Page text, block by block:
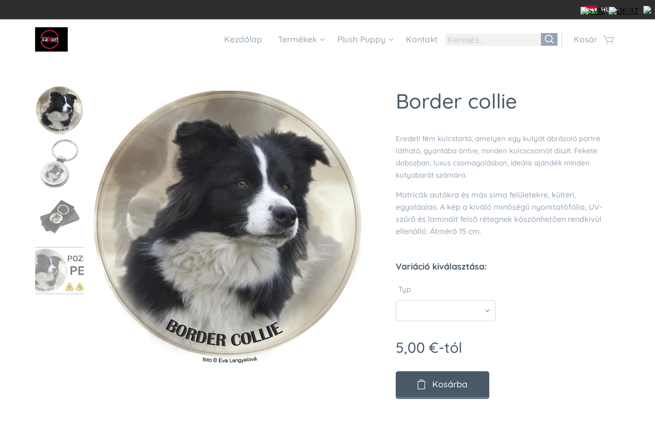
HU
Kezdőlap Termékek Plush Puppy Kontakt Kosár
Border collie
Eredeti fém kulcstartó, amelyen egy kutyát ábrázoló portré
látható, gyantába öntve, minden kulcscsomót díszít. Fekete
dobozban, luxus csomagolásban, ideális ajándék minden
kutyabarát számára.
Matricák autókra és más sima felületekre, kültéri,
egyoldalas. A kép a kiváló minőségű nyomtatófólia, UV-
szűrő és laminált felső rétegnek köszönhetően rendkívül
ellenálló. Átmérő 15 cm.
Variáció kiválasztása:
Typ
5,00 €-tól
Kosárba